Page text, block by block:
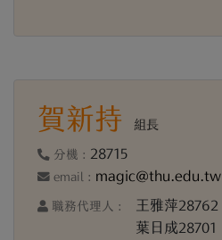
賀新持 組長
分機 : 28715
email : magic@thu.edu.tw
職務代理人 :
王雅萍28762
葉日成28701